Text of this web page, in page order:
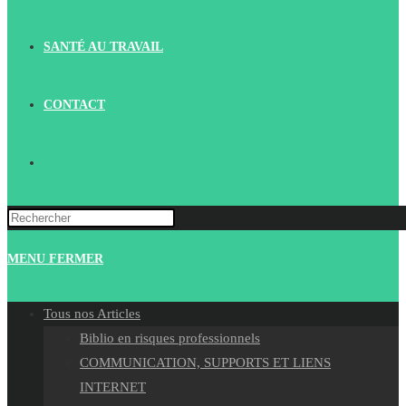
SANTÉ AU TRAVAIL
CONTACT
WEBSITE
MENU FERMER
Tous nos Articles
Biblio en risques professionnels
COMMUNICATION, SUPPORTS ET LIENS
INTERNET